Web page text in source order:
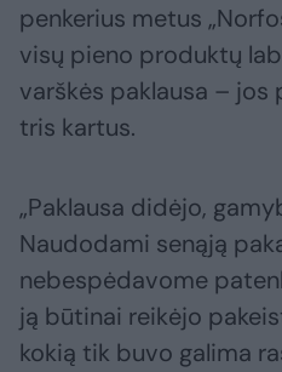
penkerius metus
visų pieno produktų
varškės paklausa –
tris kartus.
„Paklausa didėjo,
Naudodami senąją
nebespėdavome
ją būtinai reikėjo
kokią tik buvo galima